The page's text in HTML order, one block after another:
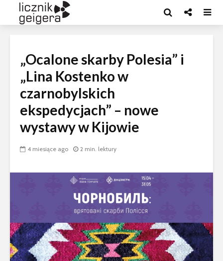
„Ocalone skarby Polesia” i
„Lina Kostenko w
czarnobylskich
ekspedycjach” – nowe
wystawy w Kijowie
4 miesiące ago 2 min. lektury